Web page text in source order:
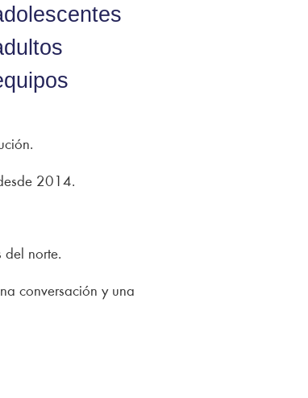
2014.
norte.
conversación y una